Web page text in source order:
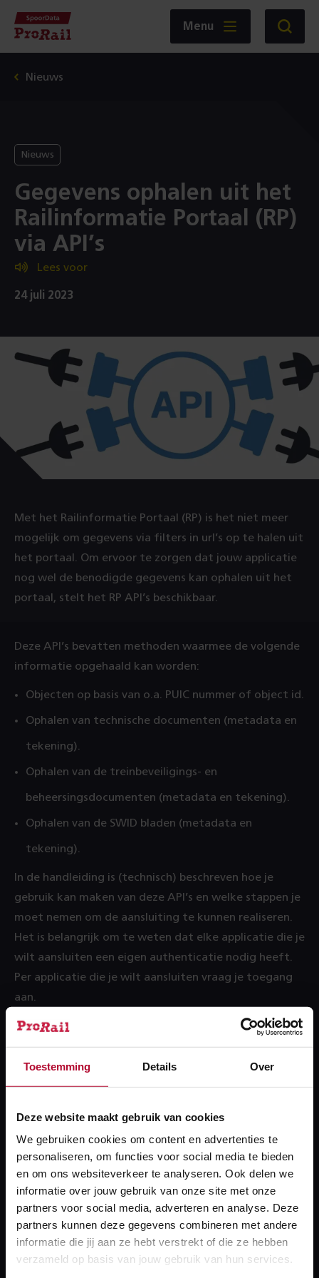
Toestemming Details Over
Deze website maakt gebruik van cookies
We gebruiken cookies om content en advertenties te
personaliseren, om functies voor social media te bieden
en om ons websiteverkeer te analyseren. Ook delen we
informatie over jouw gebruik van onze site met onze
partners voor social media, adverteren en analyse. Deze
partners kunnen deze gegevens combineren met andere
informatie die jij aan ze hebt verstrekt of die ze hebben
verzameld op basis van jouw gebruik van hun services.
Navigatie
Homepage
ProRail
Menu Zoeken
Nieuws
Gegevens ophalen uit het
Railinformatie Portaal (RP)
via API’s
Nieuws
Lees voor
24 juli 2023
Met het Railinformatie Portaal (RP) is het niet meer
mogelijk om gegevens via filters in url’s op te halen uit
het portaal. Om ervoor te zorgen dat jouw applicatie
nog wel de benodigde gegevens kan ophalen uit het
portaal, stelt het RP API’s beschikbaar.
Deze API’s bevatten methoden waarmee de volgende
informatie opgehaald kan worden:
Objecten op basis van o.a. PUIC nummer of object id.
Ophalen van technische documenten (metadata en
tekening).
Ophalen van de treinbeveiligings- en
beheersingsdocumenten (metadata en tekening).
Ophalen van de SWID bladen (metadata en
tekening).
In de handleiding is (technisch) beschreven hoe je
gebruik kan maken van deze API’s en welke stappen je
moet nemen om de aansluiting te kunnen realiseren.
Het is belangrijk om te weten dat elke applicatie die je
wilt aansluiten een eigen authenticatie nodig heeft.
Per applicatie die je wilt aansluiten vraag je toegang
aan.
De handleiding is primair bedoeld voor ontwikkelaars
en het RP.
Voor de API’s gelden de volgende beperkingen:
Er is geen vast datacontract voor de API – dit
betekent dat per objecttype het aantal attributen
anders kan zijn. Het is dus niet mogelijk om een
garantie te geven dat alle attributen
gegevens/waarden zullen bevatten.
Er is geen garantie dat een document beschikbaar